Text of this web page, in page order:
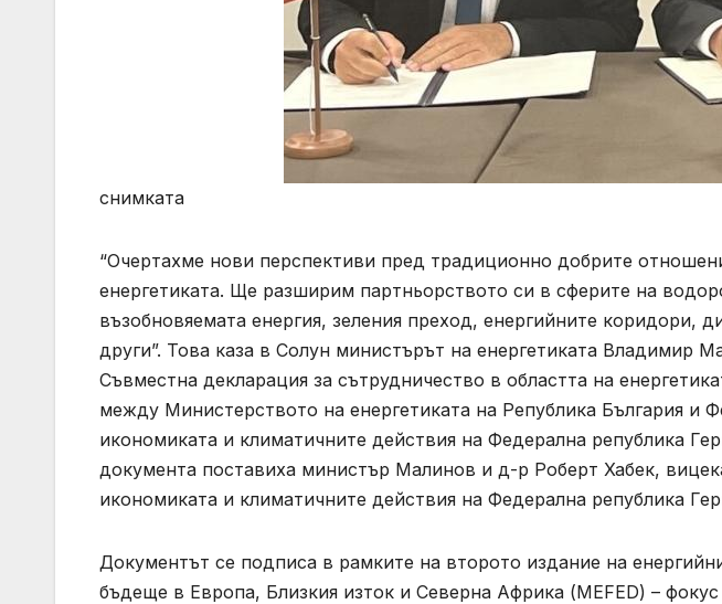
снимката
“Очертахме нови перспективи пред традиционно добрите
енергетиката. Ще разширим партньорството си в сферите на
възобновяемата енергия, зеления преход, енергийните коридори,
други”. Това каза в Солун министърът на енергетиката Владимир
Съвместна декларация за сътрудничество в областта на
между Министерството на енергетиката на Република България и
икономиката и климатичните действия на Федерална република
документа поставиха министър Малинов и д-р Роберт Хабек,
икономиката и климатичните действия на Федерална република
Документът се подписа в рамките на второто издание на
бъдеще в Европа, Близкия изток и Северна Африка (MEFED) –